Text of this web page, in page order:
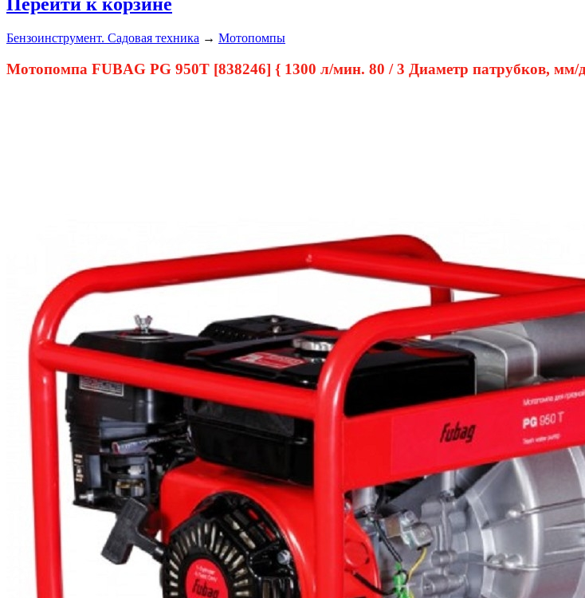
Бензоинструмент. Садовая техника → Мотопомпы
Мотопомпа FUBAG PG 950T [838246] { 1300 л/мин. 80 / 3 Диаметр патрубков,